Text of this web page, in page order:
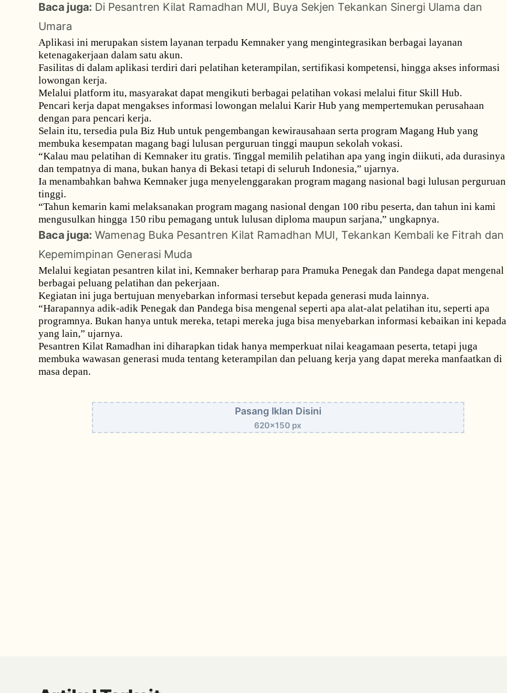
Baca juga: Di Pesantren Kilat Ramadhan MUI, Buya Sekjen Tekankan Sinergi Ulama dan
Umara
Aplikasi ini merupakan sistem layanan terpadu Kemnaker yang mengintegrasikan berbagai layanan
ketenagakerjaan dalam satu akun.
Fasilitas di dalam aplikasi terdiri dari pelatihan keterampilan, sertifikasi kompetensi, hingga akses informasi
lowongan kerja.
Melalui platform itu, masyarakat dapat mengikuti berbagai pelatihan vokasi melalui fitur Skill Hub.
Pencari kerja dapat mengakses informasi lowongan melalui Karir Hub yang mempertemukan perusahaan
dengan para pencari kerja.
Selain itu, tersedia pula Biz Hub untuk pengembangan kewirausahaan serta program Magang Hub yang
membuka kesempatan magang bagi lulusan perguruan tinggi maupun sekolah vokasi.
“Kalau mau pelatihan di Kemnaker itu gratis. Tinggal memilih pelatihan apa yang ingin diikuti, ada durasinya
dan tempatnya di mana, bukan hanya di Bekasi tetapi di seluruh Indonesia,” ujarnya.
Ia menambahkan bahwa Kemnaker juga menyelenggarakan program magang nasional bagi lulusan perguruan
tinggi.
“Tahun kemarin kami melaksanakan program magang nasional dengan 100 ribu peserta, dan tahun ini kami
mengusulkan hingga 150 ribu pemagang untuk lulusan diploma maupun sarjana,” ungkapnya.
Baca juga: Wamenag Buka Pesantren Kilat Ramadhan MUI, Tekankan Kembali ke Fitrah dan
Kepemimpinan Generasi Muda
Melalui kegiatan pesantren kilat ini, Kemnaker berharap para Pramuka Penegak dan Pandega dapat mengenal
berbagai peluang pelatihan dan pekerjaan.
Kegiatan ini juga bertujuan menyebarkan informasi tersebut kepada generasi muda lainnya.
“Harapannya adik-adik Penegak dan Pandega bisa mengenal seperti apa alat-alat pelatihan itu, seperti apa
programnya. Bukan hanya untuk mereka, tetapi mereka juga bisa menyebarkan informasi kebaikan ini kepada
yang lain,” ujarnya.
Pesantren Kilat Ramadhan ini diharapkan tidak hanya memperkuat nilai keagamaan peserta, tetapi juga
membuka wawasan generasi muda tentang keterampilan dan peluang kerja yang dapat mereka manfaatkan di
masa depan.
Pasang Iklan Disini
620x150 px